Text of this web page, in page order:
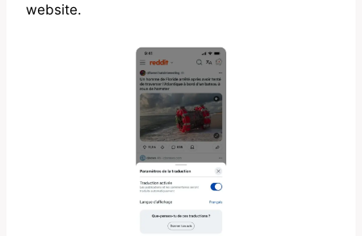
website.